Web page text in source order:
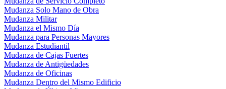
Mudanza Solo Mano de Obra
Mudanza Militar
Mudanza el Mismo Día
Mudanza para Personas Mayores
Mudanza Estudiantil
Mudanza de Cajas Fuertes
Mudanza de Antigüedades
Mudanza de Oficinas
Mudanza Dentro del Mismo Edificio